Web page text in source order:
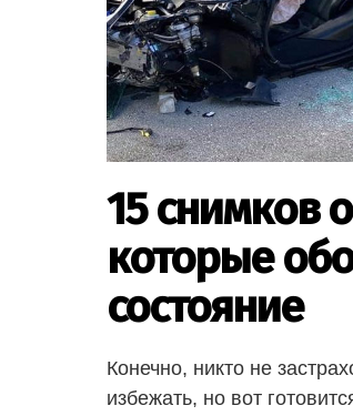
15 снимков
которые
состояние
Конечно, никто не
избежать, но вот